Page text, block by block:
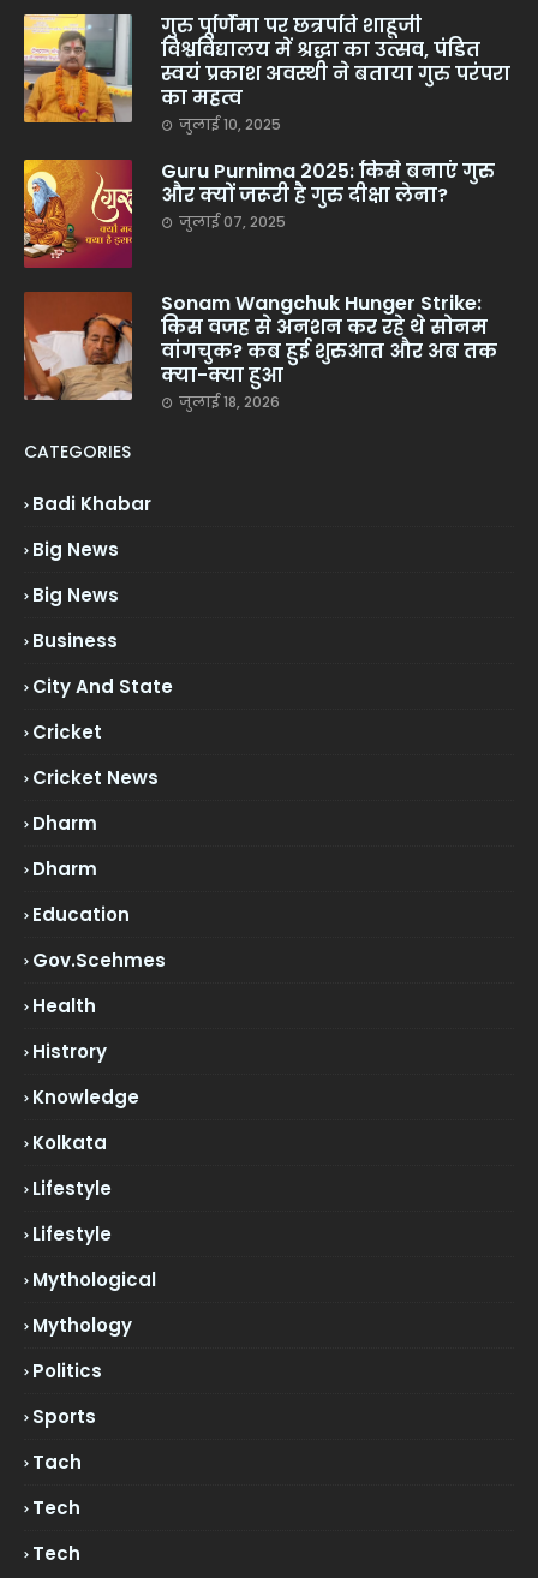
गुरु पूर्णिमा पर छत्रपति शाहूजी
विश्वविद्यालय में श्रद्धा का उत्सव, पंडित
स्वयं प्रकाश अवस्थी ने बताया गुरु परंपरा
का महत्व
जुलाई 10, 2025
Guru Purnima 2025: किसे बनाएं गुरु
और क्यों जरूरी है गुरु दीक्षा लेना?
जुलाई 07, 2025
Sonam Wangchuk Hunger Strike:
किस वजह से अनशन कर रहे थे सोनम
वांगचुक? कब हुई शुरुआत और अब तक
क्या-क्या हुआ
जुलाई 18, 2026
CATEGORIES
Badi Khabar
Big News
Big News
Business
City And State
Cricket
Cricket News
Dharm
Dharm
Education
Gov.scehmes
Health
Histrory
Knowledge
Kolkata
Lifestyle
Lifestyle
Mythological
Mythology
Politics
Sports
Tach
Tech
Tech